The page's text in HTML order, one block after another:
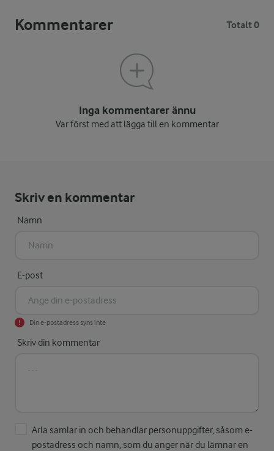
Kommentarer Totalt 0
Inga kommentarer ännu
Var först med att lägga till en kommentar
Skriv en kommentar
Namn
E-post
Din e-postadress syns inte
Skriv din kommentar
Arla samlar in och behandlar personuppgifter, såsom e-
postadress och namn, som du anger när du lämnar en